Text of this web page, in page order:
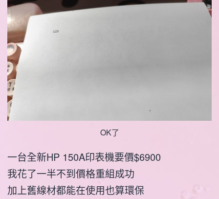
OK了
一台全新HP 150A印表機要價$6900
我花了一半不到價格重組成功
加上舊線材都能在使用也算環保